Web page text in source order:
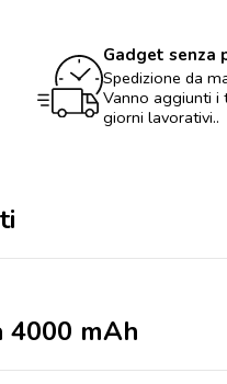
mAh
quantità
Gadget senza
Spedizione da
Vanno aggiunti i
giorni lavorativi..
4000 mAh